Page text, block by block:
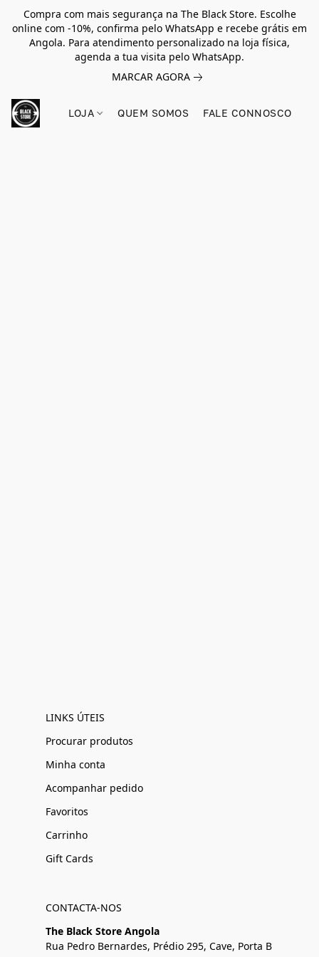
Compra com mais segurança na The Black Store. Escolhe
online com -10%, confirma pelo WhatsApp e recebe grátis em
Angola. Para atendimento personalizado na loja física,
agenda a tua visita pelo WhatsApp.
MARCAR AGORA
LOJA QUEM SOMOS FALE CONNOSCO
LINKS ÚTEIS
Procurar produtos
Minha conta
Acompanhar pedido
Favoritos
Carrinho
Gift Cards
CONTACTA-NOS
The Black Store Angola
Rua Pedro Bernardes, Prédio 295, Cave, Porta B